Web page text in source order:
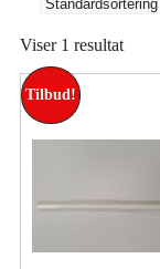
Viser 1 resultat
Tilbud!